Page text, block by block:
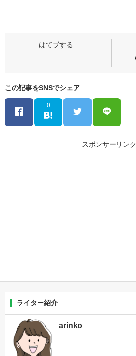
この記事をSNSでシェア
0
スポンサーリンク
ライター紹介
arinko